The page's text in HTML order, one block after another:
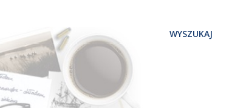
WYSZUKAJ